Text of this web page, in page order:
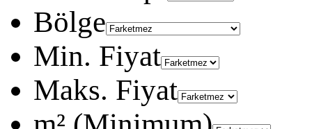
Bölge
Min. Fiyat
Maks. Fiyat